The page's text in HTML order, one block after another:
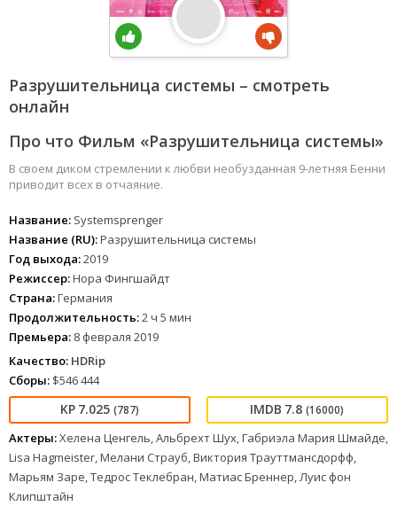
Разрушительница системы – смотреть
онлайн
Про что Фильм «Разрушительница системы»
В своем диком стремлении к любви необузданная 9-летняя Бенни
приводит всех в отчаяние.
Название: Systemsprenger
Название (RU):Разрушительница системы
Год выхода:2019
Режиссер:Нора Фингшайдт
Страна:Германия
Продолжительность:2 ч 5 мин
Премьера: 8 февраля 2019
Качество: HDRip
Сборы: $546 444
7.025 (787) 7.8 (16000)
Актеры:Хелена Ценгель, Альбрехт Шух, Габриэла Мария Шмайде,
Lisa Hagmeister, Мелани Страуб, Виктория Трауттмансдорфф,
Марьям Заре, Тедрос Теклебран, Матиас Бреннер, Луис фон
Клипштайн